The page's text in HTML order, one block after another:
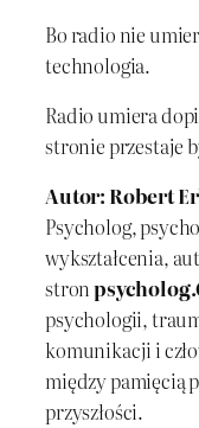
Bo radio nie
technologia.
Radio umiera
stronie przestaje
Autor: Robert
Psycholog,
wykształcenia,
stron
psychologii,
komunikacji i
między pamięcią
przyszłości.